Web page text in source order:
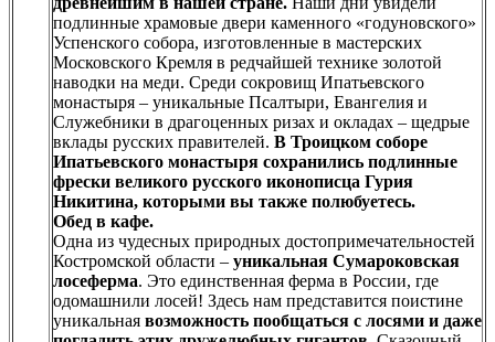
подлинные храмовые двери каменного «годуновского»
Успенского собора, изготовленные в мастерских
Московского Кремля в редчайшей технике золотой
наводки на меди. Среди сокровищ Ипатьевского
монастыря – уникальные Псалтыри, Евангелия и
Служебники в драгоценных ризах и окладах – щедрые
вклады русских правителей. В Троицком соборе
Ипатьевского монастыря сохранились подлинные
фрески великого русского иконописца Гурия
Никитина, которыми вы также полюбуетесь.
Обед в кафе.
Одна из чудесных природных достопримечательностей
Костромской области – уникальная Сумароковская
лосеферма. Это единственная ферма в России, где
одомашнили лосей! Здесь нам представится поистине
уникальная возможность пообщаться с лосями и даже